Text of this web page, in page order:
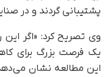
پشتیبانی گردند و در
وی تصریح کرد: «اگر
یک فرصت بزرگ برای
این مطالعه نشان می‌دهد